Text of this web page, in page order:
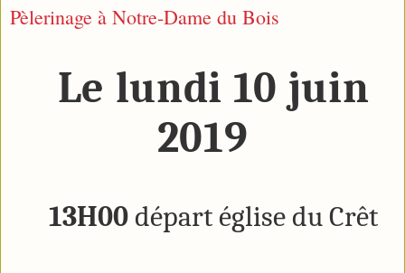
Pèlerinage à Notre-Dame du Bois
Le lundi 10 juin
2019
13H00 départ église du Crêt